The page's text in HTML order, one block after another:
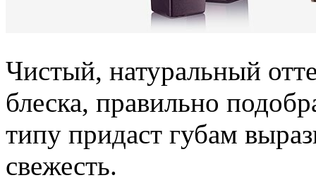
Чистый, натуральный
блеска, правильно
типу придаст губам
свежесть.